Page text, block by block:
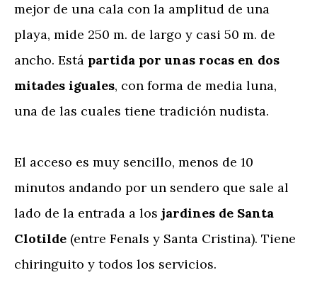
mejor de una cala con la amplitud de una
playa, mide 250 m. de largo y casi 50 m. de
ancho. Está partida por unas rocas en dos
mitades iguales, con forma de media luna,
una de las cuales tiene tradición nudista.
El acceso es muy sencillo, menos de 10
minutos andando por un sendero que sale al
lado de la entrada a los jardines de Santa
Clotilde (entre Fenals y Santa Cristina). Tiene
chiringuito y todos los servicios.